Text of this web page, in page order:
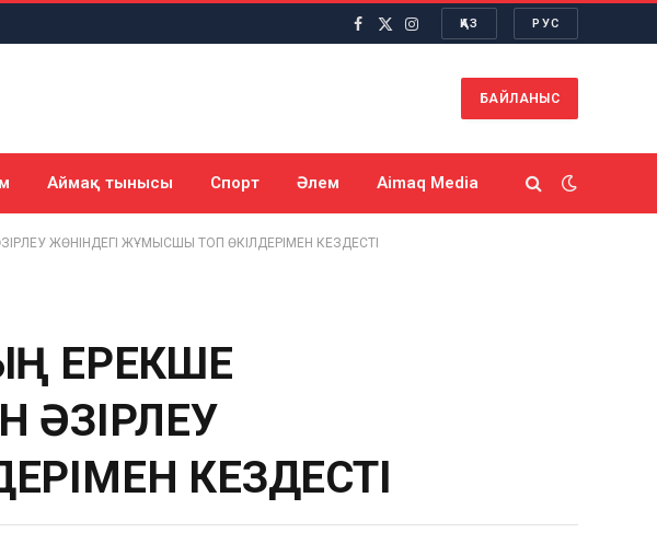
Facebook
X
Instagram
ҚАЗ РУС
БАЙЛАНЫС
Аймақ тынысы Спорт Әлем Aimaq Media
ЖӨНІНДЕГІ ЖҰМЫСШЫ ТОП ӨКІЛДЕРІМЕН КЕЗДЕСТІ
ЕРЕКШЕ
ӘЗІРЛЕУ
КЕЗДЕСТІ